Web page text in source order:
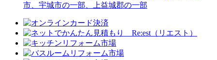
市、宇城市の一部、上益城郡の一部